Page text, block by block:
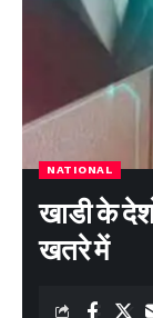
NATIONAL
खाडी के
खतरे में